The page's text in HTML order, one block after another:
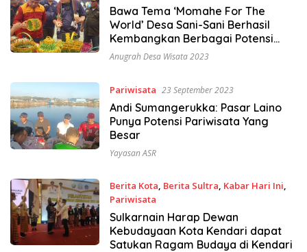
Bawa Tema ‘Momahe For The
World’ Desa Sani-Sani Berhasil
Kembangkan Berbagai Potensi
Wisatanya
Anugrah Desa Wisata 2023
Pariwisata 23 September 2023
Andi Sumangerukka: Pasar Laino
Punya Potensi Pariwisata Yang
Besar
Yayasan ASR
Berita Kota, Berita Sultra, Kabar Hari Ini,
Pariwisata
31 Maret 2021
Sulkarnain Harap Dewan
Kebudayaan Kota Kendari dapat
Satukan Ragam Budaya di Kendari